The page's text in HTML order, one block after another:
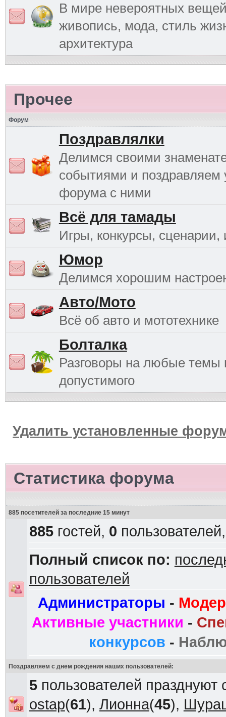
В мире невероятных
живопись, мода, стиль
архитектура
Прочее
Форум
Поздравлялки
Делимся своими
событиями и поздравляем
форума с ними
Всё для тамады
Игры, конкурсы, сценарии,
Юмор
Делимся хорошим
Авто/Мото
Всё об авто и мототехнике
Болталка
Разговоры на любые темы
допустимого
Удалить установленные
Статистика форума
885 посетителей за последние 15 минут
885гостей, 0
Полный список по:
пользователей
Администраторы -
Активные участники -
конкурсов -
Поздравляем с днем рождения наших пользователей:
5пользователей празднуют
ostap(61), Лионна(45),